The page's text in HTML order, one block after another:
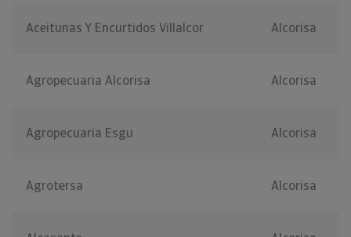
Aceitunas Y Encurtidos Villalcor Alcorisa
Agropecuaria Alcorisa Alcorisa
Agropecuaria Esgu Alcorisa
Agrotersa Alcorisa